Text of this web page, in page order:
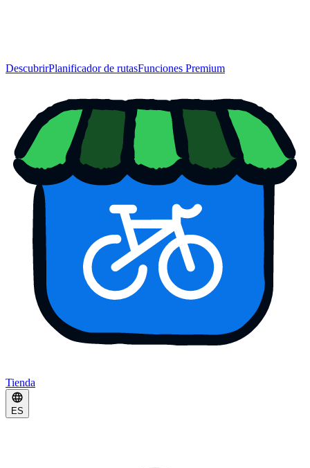
DescubrirPlanificador de rutasFunciones Premium
Tienda
ES